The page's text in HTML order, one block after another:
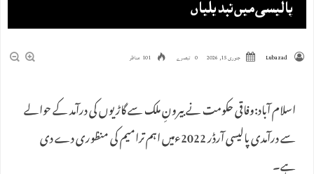
پالیسی میں تبدیلیاں
Lubazad جنوری 15, 2026 0 تبصرے 101 مناظر
اسلام آباد:وفاقی حکومت نے بیرونِ ملک سے گاڑیوں کی درآمد کے حوالے
سے درآمدی پالیسی آرڈر 2022ءمیں اہم ترامیم کی منظوری دے دی